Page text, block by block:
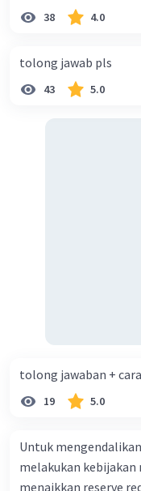
Mengapa dalam
bahasa, dan budaya.
apa yang dapat
38 4.0
tolong jawab pls
43 5.0
tolong jawaban +
19 5.0
Untuk
melakukan kebijakan
menaikkan reserve